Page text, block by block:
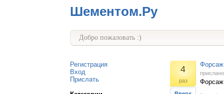
Шементом.Ру
Добро пожаловать :)
Регистрация
Вход
Прислать
4
раз
Форсаж
Форсаж